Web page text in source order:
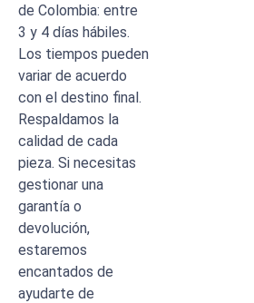
de Colombia: entre
3 y 4 días hábiles.
Los tiempos pueden
variar de acuerdo
con el destino final.
Respaldamos la
calidad de cada
pieza. Si necesitas
gestionar una
garantía o
devolución,
estaremos
encantados de
ayudarte de